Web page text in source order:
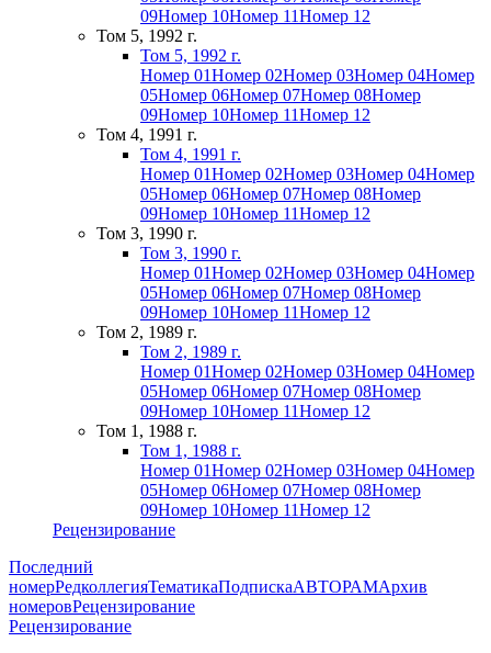
09Номер 10Номер 11Номер 12
Том 5, 1992 г.
Том 5, 1992 г.
Номер 01Номер 02Номер 03Номер 04Номер
05Номер 06Номер 07Номер 08Номер
09Номер 10Номер 11Номер 12
Том 4, 1991 г.
Том 4, 1991 г.
Номер 01Номер 02Номер 03Номер 04Номер
05Номер 06Номер 07Номер 08Номер
09Номер 10Номер 11Номер 12
Том 3, 1990 г.
Том 3, 1990 г.
Номер 01Номер 02Номер 03Номер 04Номер
05Номер 06Номер 07Номер 08Номер
09Номер 10Номер 11Номер 12
Том 2, 1989 г.
Том 2, 1989 г.
Номер 01Номер 02Номер 03Номер 04Номер
05Номер 06Номер 07Номер 08Номер
09Номер 10Номер 11Номер 12
Том 1, 1988 г.
Том 1, 1988 г.
Номер 01Номер 02Номер 03Номер 04Номер
05Номер 06Номер 07Номер 08Номер
09Номер 10Номер 11Номер 12
Рецензирование
Последний
номерРедколлегияТематикаПодпискаАВТОРАМАрхив
номеровРецензирование
Рецензирование